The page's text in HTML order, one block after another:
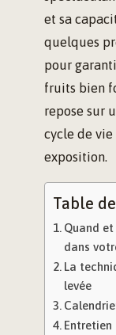
et sa
quelques
pour
fruits bien
repose sur
cycle de vie
exposition.
Table
Quand
dans
La
levée
Entretien